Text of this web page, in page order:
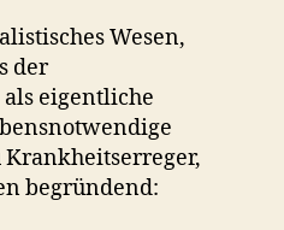
Wesen,
der
eigentliche
begründend: